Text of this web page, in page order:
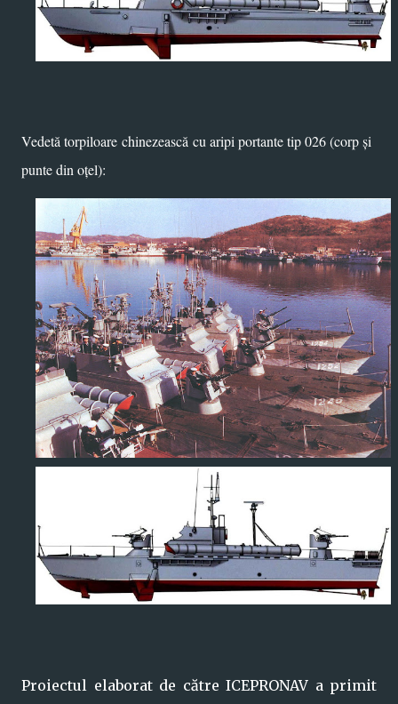
Vedetă torpiloare chinezească cu aripi portante tip 026 (corp și
punte din oțel):
Proiectul elaborat de către ICEPRONAV a primit